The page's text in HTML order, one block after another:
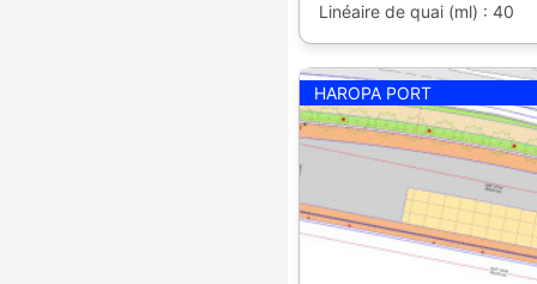
Linéaire de quai (ml) : 40
HAROPA PORT